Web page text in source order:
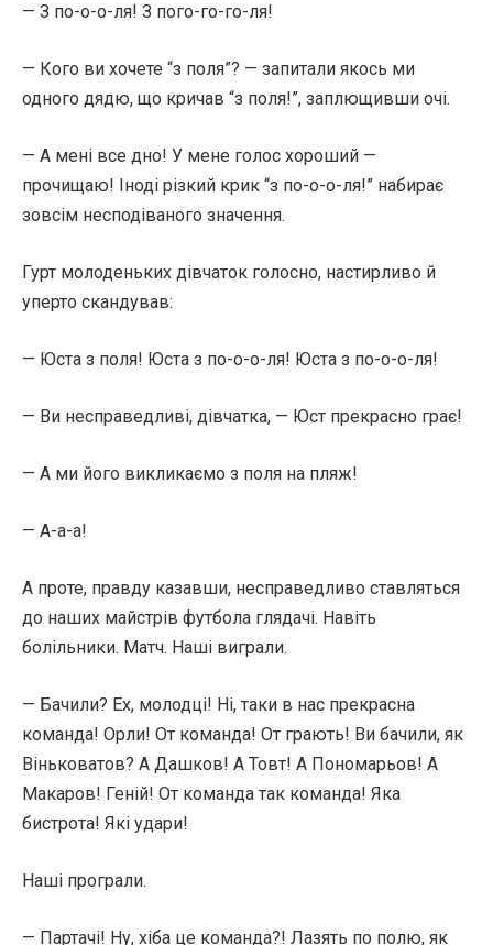
— З по-о-о-ля! З пого-го-го-ля!
— Кого ви хочете “з поля”? — запитали якось ми
одного дядю, що кричав “з поля!”, заплющивши очі.
— А мені все дно! У мене голос хороший —
прочищаю! Іноді різкий крик “з по-о-о-ля!” набирає
зовсім несподіваного значення.
Гурт молоденьких дівчаток голосно, настирливо й
уперто скандував:
— Юста з поля! Юста з по-о-о-ля! Юста з по-о-о-ля!
— Ви несправедливі, дівчатка, — Юст прекрасно грає!
— А ми його викликаємо з поля на пляж!
— А-а-а!
А проте, правду казавши, несправедливо ставляться
до наших майстрів футбола глядачі. Навіть
болільники. Матч. Наші виграли.
— Бачили? Ех, молодці! Ні, таки в нас прекрасна
команда! Орли! От команда! От грають! Ви бачили, як
Віньковатов? А Дашков! А Товт! А Пономарьов! А
Макаров! Геній! От команда так команда! Яка
бистрота! Які удари!
Наші програли.
— Партачі! Ну, хіба це команда?! Лазять по полю, як